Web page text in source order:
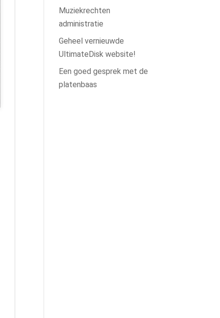
Muziekrechten
administratie
Geheel vernieuwde
UltimateDisk website!
Een goed gesprek met de
platenbaas